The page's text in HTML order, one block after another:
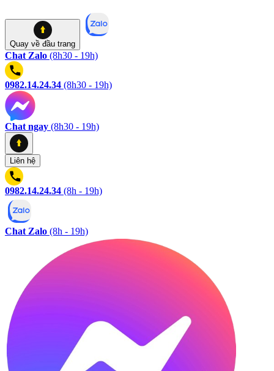
Quay về đầu trang
Chat Zalo (8h30 - 19h)
0982.14.24.34 (8h30 - 19h)
Chat ngay (8h30 - 19h)
Liên hệ
0982.14.24.34 (8h - 19h)
Chat Zalo (8h - 19h)